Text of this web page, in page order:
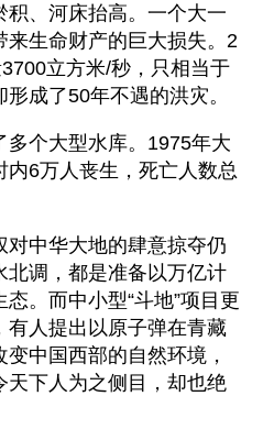
、河床抬高。一个大一
来生命财产的巨大损失。2
立方米/秒，只相当于
成了50年不遇的洪灾。
个大型水库。1975年大
6万人丧生，死亡人数总
对中华大地的肆意掠夺仍
北调，都是准备以万亿计
。而中小型“斗地”项目更
有人提出以原子弹在青藏
中国西部的自然环境，
天下人为之侧目，却也绝